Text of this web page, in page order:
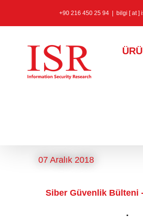
+90 216 450 25 94 bilgi [ at ]
07 Aralık 2018
Siber Güvenlik Bülteni